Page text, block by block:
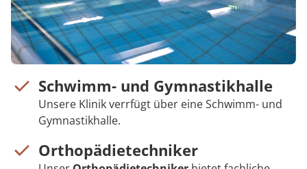
Schwimm- und Gymnastikhalle
Unsere Klinik verrfügt über eine Schwimm- und
Gymnastikhalle.
Orthopädietechniker